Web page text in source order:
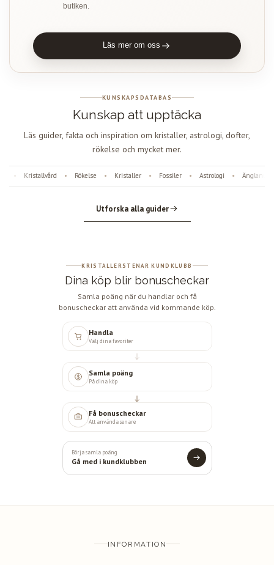
butiken.
Läs mer om oss
KUNSKAPSDATABAS
Kunskap att upptäcka
Läs guider, fakta och inspiration om kristaller, astrologi, dofter,
rökelse och mycket mer.
Kristallvård • Rökelse • Kristaller • Fossiler • Astrologi • Änglanummer
Utforska alla guider
KRISTALLERSTENAR KUNDKLUBB
Dina köp blir bonuscheckar
Samla poäng när du handlar och få
bonuscheckar att använda vid kommande köp.
Handla
Välj dina favoriter
Samla poäng
På dina köp
Få bonuscheckar
Att använda senare
Börja samla poäng
Gå med i kundklubben
INFORMATION